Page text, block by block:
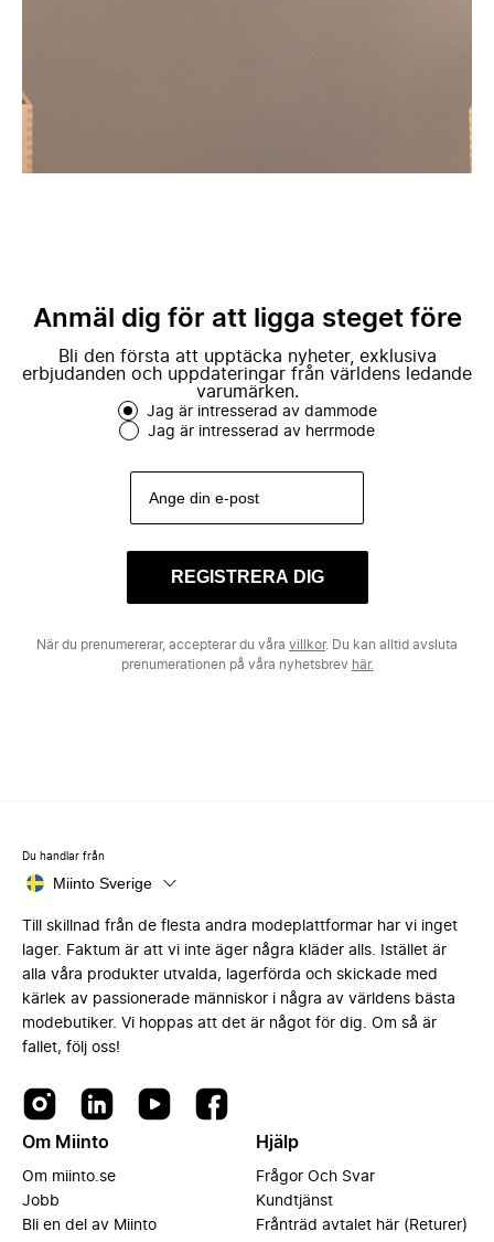
Anmäl dig för att ligga steget före
Bli den första att upptäcka nyheter, exklusiva
erbjudanden och uppdateringar från världens ledande
varumärken.
Jag är intresserad av dammode
Jag är intresserad av herrmode
REGISTRERA DIG
När du prenumererar, accepterar du våra villkor. Du kan alltid avsluta
prenumerationen på våra nyhetsbrev här.
Du handlar från
Miinto Sverige
Till skillnad från de flesta andra modeplattformar har vi inget
lager. Faktum är att vi inte äger några kläder alls. Istället är
alla våra produkter utvalda, lagerförda och skickade med
kärlek av passionerade människor i några av världens bästa
modebutiker. Vi hoppas att det är något för dig. Om så är
fallet, följ oss!
Om Miinto
Om miinto.se
Jobb
Bli en del av Miinto
Hjälp
Frågor Och Svar
Kundtjänst
Frånträd avtalet här (Returer)